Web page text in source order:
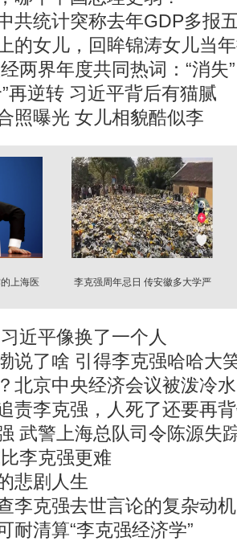
共统计突称去年GDP多报
的女儿，回眸锦涛女儿当
两界年度共同热词：“消失”
再逆转 习近平背后有猫腻
照曝光 女儿相貌酷似李
上海医
李克强周年忌日 传安徽多大学严
近平像换了一个人
说了啥 引得李克强哈哈大
北京中央经济会议被泼冷水
责李克强，人死了还要再
武警上海总队司令陈源失
李克强更难
悲剧人生
李克强去世言论的复杂动机
耐清算“李克强经济学”